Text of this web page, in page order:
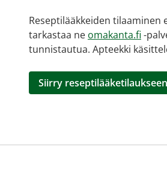
Reseptilääkkeiden tilaaminen
tarkastaa ne omakanta.fi -
tunnistautua. Apteekki
Siirry reseptilääketilaukseen